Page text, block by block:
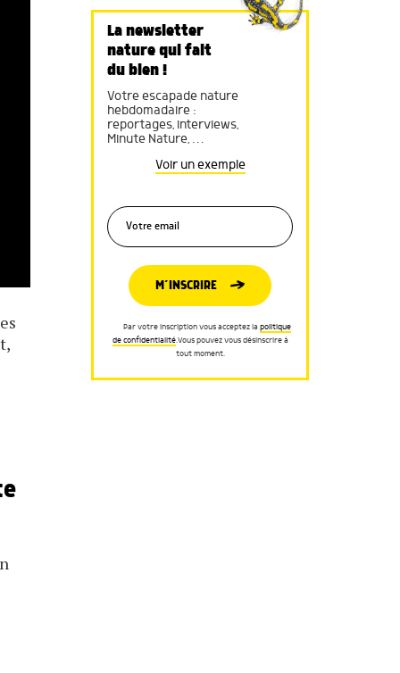
La newsletter
nature qui fait
du bien !
Votre escapade nature
hebdomadaire :
reportages, interviews,
Minute Nature, …
Voir un exemple
M’INSCRIRE
Par votre inscription vous acceptez la politique
de confidentialité.Vous pouvez vous désinscrire à
tout moment.